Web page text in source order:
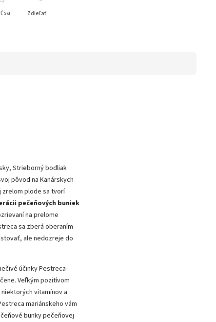
sa Zdieľať
Strieborný bodliak
pôvod na Kanárskych
zrelom plode sa tvorí
pečeňových buniek
na prelome
sa zberá oberaním
ale nedozreje do
účinky Pestreca
Veľkým pozitívom
vitamínov a
mariánskeho vám
bunky pečeňovej